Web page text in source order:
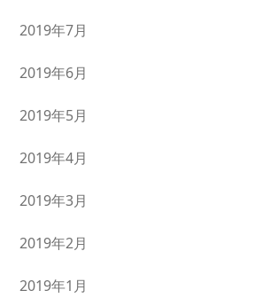
2019年7月
2019年6月
2019年5月
2019年4月
2019年3月
2019年2月
2019年1月